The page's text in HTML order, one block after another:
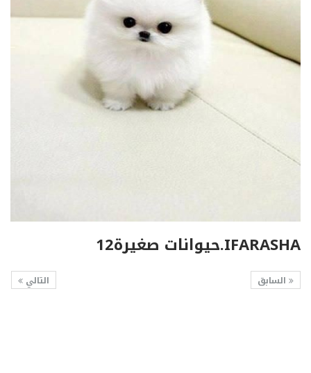
IFARASHA.حيوانات صغيرة12
التالي السابق